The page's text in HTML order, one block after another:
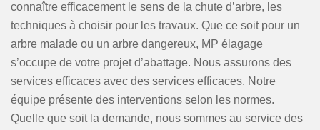
connaître efficacement le sens de la chute d’arbre, les
techniques à choisir pour les travaux. Que ce soit pour un
arbre malade ou un arbre dangereux, MP élagage
s’occupe de votre projet d’abattage. Nous assurons des
services efficaces avec des services efficaces. Notre
équipe présente des interventions selon les normes.
Quelle que soit la demande, nous sommes au service des